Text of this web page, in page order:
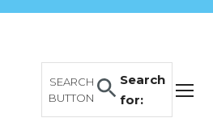
Search
for:
SEARCH
BUTTON